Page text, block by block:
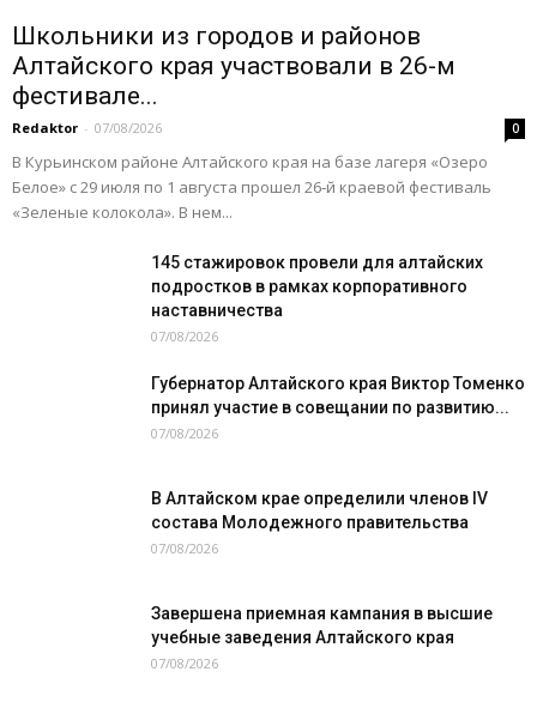
Школьники из городов и районов
Алтайского края участвовали в 26-м
фестивале...
Redaktor - 07/08/2026 0
В Курьинском районе Алтайского края на базе лагеря «Озеро
Белое» с 29 июля по 1 августа прошел 26‑й краевой фестиваль
«Зеленые колокола». В нем...
145 стажировок провели для алтайских
подростков в рамках корпоративного
наставничества
07/08/2026
Губернатор Алтайского края Виктор Томенко
принял участие в совещании по развитию...
07/08/2026
В Алтайском крае определили членов IV
состава Молодежного правительства
07/08/2026
Завершена приемная кампания в высшие
учебные заведения Алтайского края
07/08/2026